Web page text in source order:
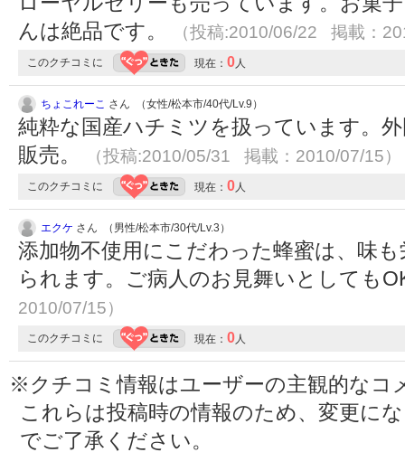
んは絶品です。
（投稿:2010/06/22 掲載：
このクチコミに 現在： 0 人
ちょこれーこ さん （女性/松本市/40代/Lv.9）
純粋な国産ハチミツを扱っています。
販売。
（投稿:2010/05/31 掲載：2010/07/15）
このクチコミに 現在： 0 人
エクケ さん （男性/松本市/30代/Lv.3）
添加物不使用にこだわった蜂蜜は、味
られます。ご病人のお見舞いとしても
2010/07/15）
このクチコミに 現在： 0 人
※クチコミ情報はユーザーの主観的なコ
これらは投稿時の情報のため、変更に
でご了承ください。